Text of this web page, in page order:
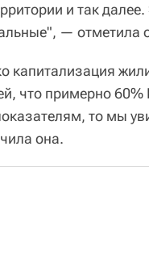
и так далее.
— отметила
капитализация
что примерно
то мы
она.